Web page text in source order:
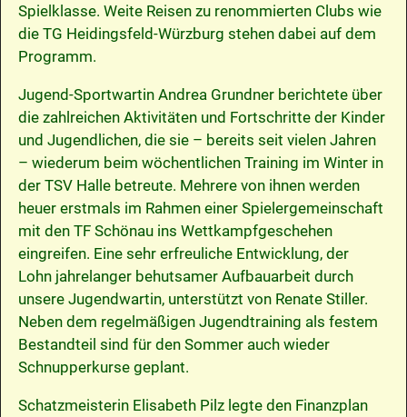
Spielklasse. Weite Reisen zu renommierten Clubs wie
die TG Heidingsfeld-Würzburg stehen dabei auf dem
Programm.
Jugend-Sportwartin Andrea Grundner berichtete über
die zahlreichen Aktivitäten und Fortschritte der Kinder
und Jugendlichen, die sie – bereits seit vielen Jahren
– wiederum beim wöchentlichen Training im Winter in
der TSV Halle betreute. Mehrere von ihnen werden
heuer erstmals im Rahmen einer Spielergemeinschaft
mit den TF Schönau ins Wettkampfgeschehen
eingreifen. Eine sehr erfreuliche Entwicklung, der
Lohn jahrelanger behutsamer Aufbauarbeit durch
unsere Jugendwartin, unterstützt von Renate Stiller.
Neben dem regelmäßigen Jugendtraining als festem
Bestandteil sind für den Sommer auch wieder
Schnupperkurse geplant.
Schatzmeisterin Elisabeth Pilz legte den Finanzplan